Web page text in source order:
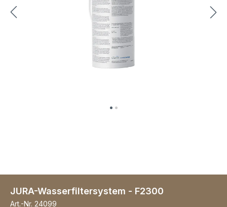
JURA-Wasserfiltersystem - F2300
Art.-Nr. 24099